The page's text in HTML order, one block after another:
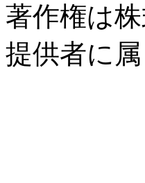
著作権は
提供者に属